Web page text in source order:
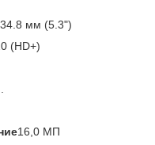
мм (5.3")
(HD+)
16,0 МП